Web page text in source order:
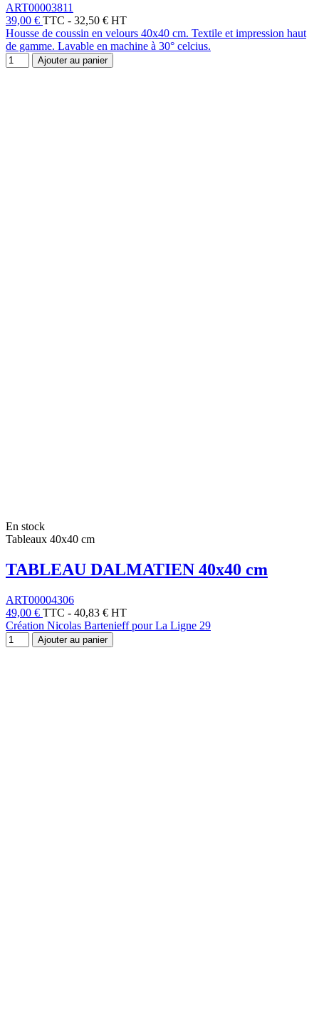
ART00003811
39,00 € TTC - 32,50 € HT
Housse de coussin en velours 40x40 cm. Textile et impression haut
de gamme. Lavable en machine à 30° celcius.
Ajouter au panier
En stock
Tableaux 40x40 cm
TABLEAU DALMATIEN 40x40 cm
ART00004306
49,00 € TTC - 40,83 € HT
Création Nicolas Bartenieff pour La Ligne 29
Ajouter au panier